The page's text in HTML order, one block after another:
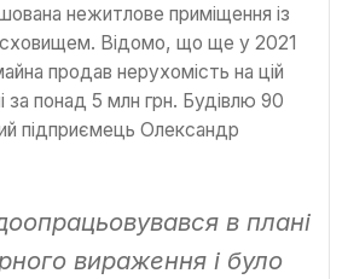
нежитлове приміщення із
Відомо, що ще у 2021
продав нерухомість на цій
за понад 5 млн грн. Будівлю 90
підприємець Олександр
в плані
вираження і було